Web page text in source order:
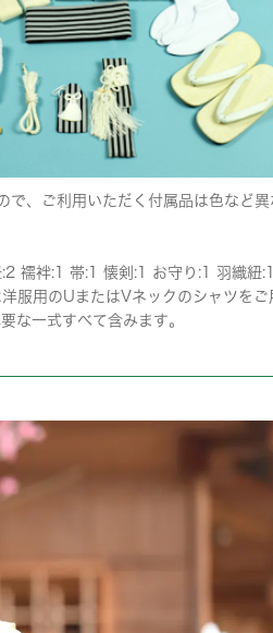
で、ご利用いただく付属品は色など異
襦袢:1 帯:1 懐剣:1 お守り:1 羽織紐
服用のUまたはVネックのシャツをご
な一式すべて含みます。